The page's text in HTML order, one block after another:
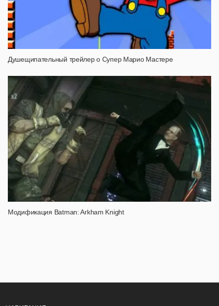
Душещипательный трейлер о Супер Марио Мастере
Модификация Batman: Arkham Knight